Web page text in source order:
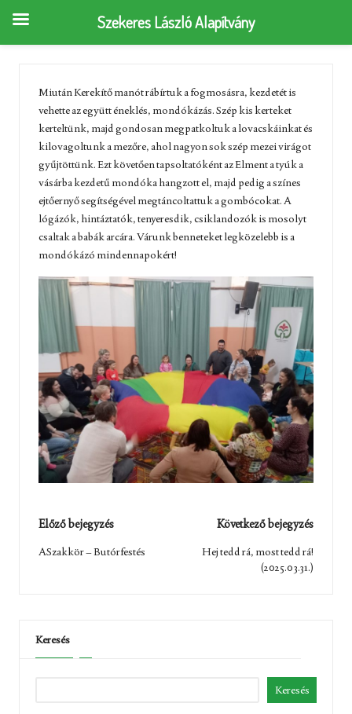
Miután Kerekítő manót rábírtuk a fogmosásra, kezdetét is
vehette az együtt éneklés, mondókázás. Szép kis kerteket
kerteltünk, majd gondosan megpatkoltuk a lovacskáinkat és
kilovagoltunk a mezőre, ahol nagyon sok szép mezei virágot
gyűjtöttünk. Ezt követően tapsoltatóként az Elment a tyúk a
vásárba kezdetű mondóka hangzott el, majd pedig a színes
ejtőernyő segítségével megtáncoltattuk a gombócokat. A
lógázók, hintáztatók, tenyeresdik, csiklandozók is mosolyt
csaltak a babák arcára. Várunk benneteket legközelebb is a
mondókázó mindennapokért!
Post
navigation
Előző bejegyzés
ASzakkör – Butórfestés
Következő bejegyzés
Hej tedd rá, most tedd rá!
(2025.03.31.)
Keresés
Keresés
Szekeres László Alapítvány